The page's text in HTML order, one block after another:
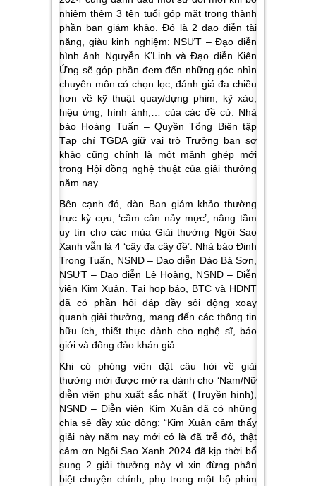
nhiệm thêm 3 tên tuổi góp mặt trong thành
phần ban giám khảo. Đó là 2 đạo diễn tài
năng, giàu kinh nghiệm: NSƯT – Đạo diễn
hình ảnh Nguyễn K’Linh và Đạo diễn Kiên
Ứng sẽ góp phần đem đến những góc nhìn
chuyên môn có chọn lọc, đánh giá đa chiều
hơn về kỹ thuật quay/dựng phim, kỹ xảo,
hiệu ứng, hình ảnh,… của các đề cử. Nhà
báo Hoàng Tuấn – Quyền Tổng Biên tập
Tạp chí TGĐA giữ vai trò Trưởng ban sơ
khảo cũng chính là một mảnh ghép mới
trong Hội đồng nghệ thuật của giải thưởng
năm nay.
Bên cạnh đó, dàn Ban giám khảo thường
trực kỳ cựu, ‘cầm cân nảy mực’, nâng tầm
uy tín chocác mùa Giải thưởng Ngôi Sao
Xanh vẫn là 4 ‘cây đa cây đề’: Nhà báo Đinh
Trọng Tuấn, NSND – Đạo diễn Đào Bá Sơn,
NSƯT – Đạo diễn Lê Hoàng, NSND – Diễn
viên Kim Xuân. Tại họp báo, BTC và HĐNT
đã có phần hỏi đáp đầy sôi động xoay
quanh giải thưởng, mang đến các thông tin
hữu ích, thiết thực dành cho nghệ sĩ, báo
giới và đông đảo khán giả.
Khi có phóng viên đặt câu hỏi về giải
thưởng mới được mở ra dành cho ‘Nam/Nữ
diễn viên phụ xuất sắc nhất’ (Truyền hình),
NSND – Diễn viên Kim Xuân đã có những
chia sẻ đầy xúc động: “Kim Xuân cảm thấy
giải này năm nay mới có là đã trễ đó, thật
cảm ơn Ngôi Sao Xanh 2024 đã kịp thời bổ
sung 2 giải thưởng này vì xin đừng phân
biệt chuyện chính, phụ trong một bộ phim